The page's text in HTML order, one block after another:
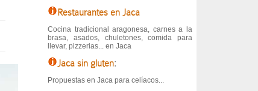
Restaurantes en Jaca
Cocina tradicional aragonesa, carnes a la
brasa, asados, chuletones, comida para
llevar, pizzerias... en Jaca
Jaca sin gluten:
Propuestas en Jaca para celíacos...